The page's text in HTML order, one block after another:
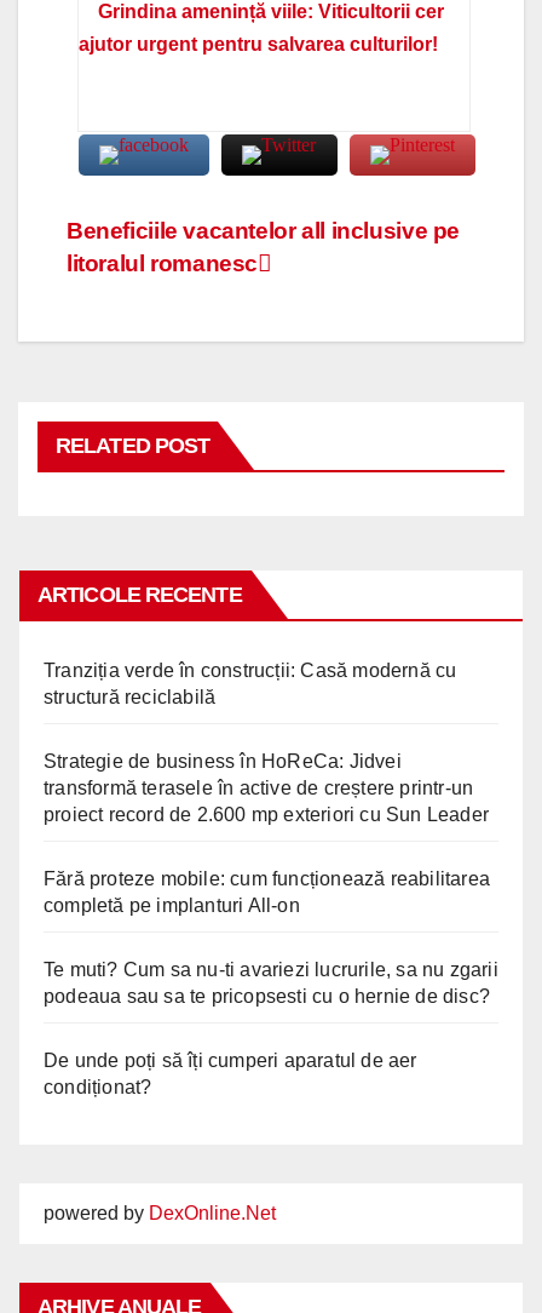
Grindina amenință viile: Viticultorii cer
ajutor urgent pentru salvarea culturilor!
Navigare
articole
Beneficiile vacantelor all inclusive pe
litoralul romanesc
RELATED POST
ARTICOLE RECENTE
Tranziția verde în construcții: Casă modernă cu
structură reciclabilă
Strategie de business în HoReCa: Jidvei
transformă terasele în active de creștere printr-un
proiect record de 2.600 mp exteriori cu Sun Leader
Fără proteze mobile: cum funcționează reabilitarea
completă pe implanturi All-on
Te muti? Cum sa nu-ti avariezi lucrurile, sa nu zgarii
podeaua sau sa te pricopsesti cu o hernie de disc?
De unde poți să îți cumperi aparatul de aer
condiționat?
powered by DexOnline.Net
ARHIVE ANUALE